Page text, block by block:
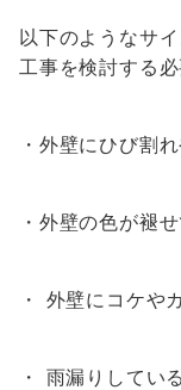
以下のようなサ
工事を検討する
・外壁にひび割
・外壁の色が褪
・ 外壁にコケや
・ 雨漏りしている